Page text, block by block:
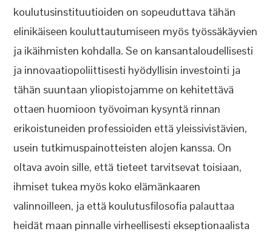
koulutusinstituutioiden on sopeuduttava tähän
elinikäiseen kouluttautumiseen myös työssäkäyvien
ja ikäihmisten kohdalla. Se on kansantaloudellisesti
ja innovaatiopoliittisesti hyödyllisin investointi ja
tähän suuntaan yliopistojamme on kehitettävä
ottaen huomioon työvoiman kysyntä rinnan
erikoistuneiden professioiden että yleissivistävien,
usein tutkimuspainotteisten alojen kanssa. On
oltava avoin sille, että tieteet tarvitsevat toisiaan,
ihmiset tukea myös koko elämänkaaren
valinnoilleen, ja että koulutusfilosofia palauttaa
heidät maan pinnalle virheellisesti ekseptionaalista